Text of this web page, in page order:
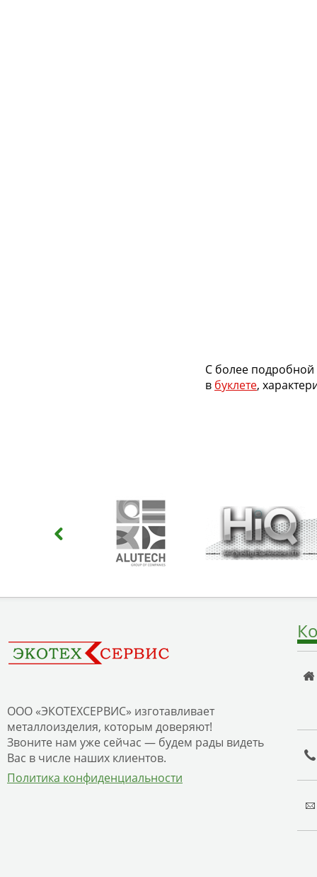
С более
в буклете,
ООО «ЭКОТЕХСЕРВИС» изготавливает
металлоизделия, которым доверяют!
Звоните нам уже сейчас — будем рады видеть
Вас в числе наших клиентов.
Политика конфиденциальности